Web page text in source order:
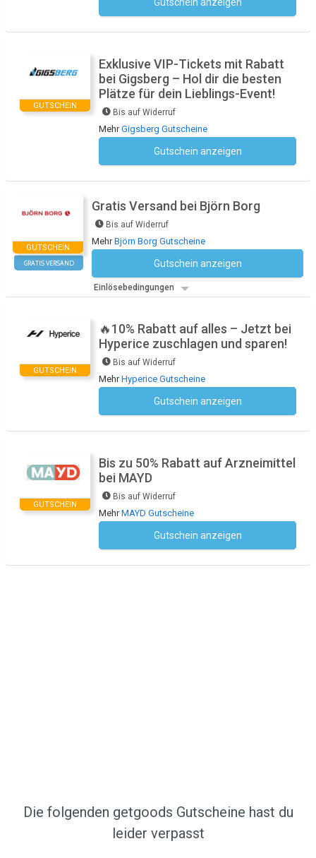
GUTSCHEIN
Exklusive VIP-Tickets mit Rabatt
bei Gigsberg – Hol dir die besten
Plätze für dein Lieblings-Event!
Bis auf Widerruf
MehrGigsberg Gutscheine
Gutschein anzeigen
GUTSCHEIN
GRATIS VERSAND
Gratis Versand bei Björn Borg
Bis auf Widerruf
MehrBjörn Borg Gutscheine
Gutschein anzeigen
Einlösebedingungen
GUTSCHEIN
🔥10% Rabatt auf alles – Jetzt bei
Hyperice zuschlagen und sparen!
Bis auf Widerruf
MehrHyperice Gutscheine
Gutschein anzeigen
GUTSCHEIN
Bis zu 50% Rabatt auf Arzneimittel
bei MAYD
Bis auf Widerruf
MehrMAYD Gutscheine
Gutschein anzeigen
Die folgenden getgoods Gutscheine hast du
leider verpasst